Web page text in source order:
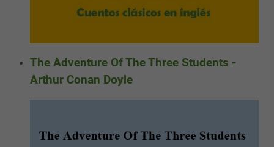
The Adventure Of The Three Students -
Arthur Conan Doyle